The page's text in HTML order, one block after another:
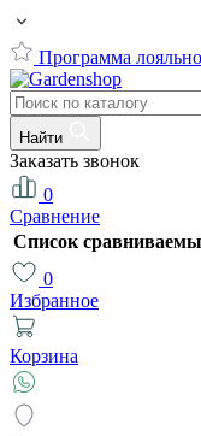
Программа
Найти
Заказать звонок
0
Сравнение
Список
0
Избранное
Корзина